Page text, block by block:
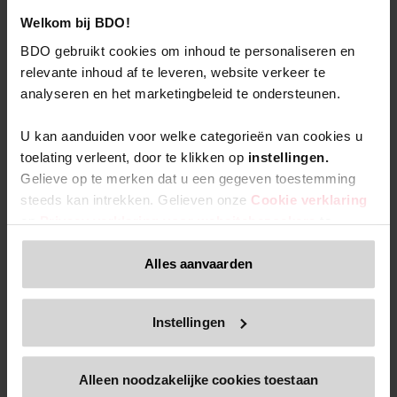
Welkom bij BDO!
BDO gebruikt cookies om inhoud te personaliseren en
relevante inhoud af te leveren, website verkeer te
analyseren en het marketingbeleid te ondersteunen.
U kan aanduiden voor welke categorieën van cookies u
toelating verleent, door te klikken op instellingen.
Gelieve op te merken dat u een gegeven toestemming
steeds kan intrekken. Gelieven onze Cookie verklaring
enPrivacy verklaring voor websitebezoekerste
nemen indien u meer informatie wenst over de
verwerking van uw persoonsgegevens, uw rechten
inzake gegevensbescherming en de manier waarop u uw
Alleen inhoud die beschikbaar is via onze officiële
andere websites, domeinen of digitale platforms waarnaar
Alles aanvaarden
Instellingen
Alleen noodzakelijke cookies toestaan
Bekijk al onze publicaties
Neem contact op met onze
Accounting & Reporting expert
We staan klaar om je te ondersteunen in je bedrijfstraject,
ongeacht de uitdaging of nieuwsgierigheid.
Onze experts zullen je bijstaan en al je vragen
beantwoorden.
*
Voornaam